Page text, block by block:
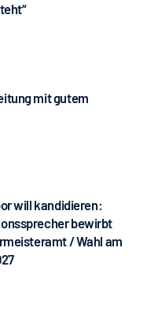
mit gutem
will kandidieren:
bewirbt
/ Wahl am